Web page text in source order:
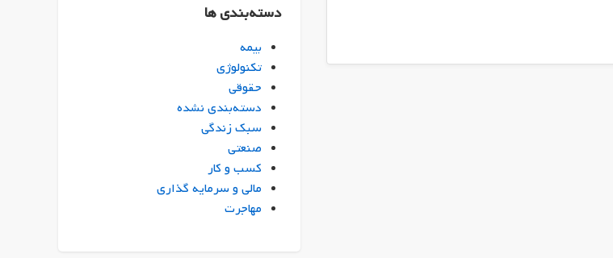
دسته‌بندی ها
بیمه
تکنولوژی
حقوقی
دسته‌بندی نشده
سبک زندگی
صنعتی
کسب و کار
مالی و سرمایه گذاری
مهاجرت